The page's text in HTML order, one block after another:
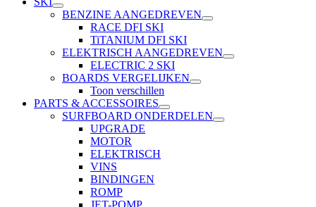
BENZINE AANGEDREVEN
RACE DFI SKI
TiTANIUM DFI SKI
ELEKTRISCH AANGEDREVEN
ELECTRIC 2 SKI
BOARDS VERGELIJKEN
Toon verschillen
PARTS & ACCESSOIRES
SURFBOARD ONDERDELEN
UPGRADE
MOTOR
ELEKTRISCH
VINS
BINDINGEN
ROMP
JET-POMP